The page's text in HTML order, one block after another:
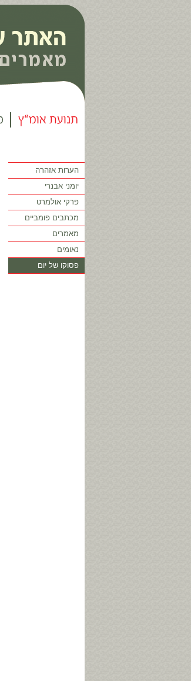
הערות אזהרה
יומני אבנרי
פרקי אולמרט
מכתבים פומביים
מאמרים
נאומים
פסוקו של יום